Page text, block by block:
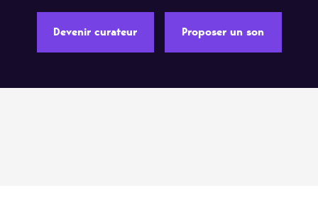
Devenir curateur Proposer un son